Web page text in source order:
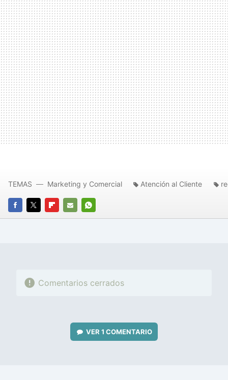
FACEBOOK
TWITTERFLIPBOARD
E-
WHATSAPP
TEMAS Marketing y Comercial Atención al Cliente
Comentarios cerrados
VER 1 COMENTARIO